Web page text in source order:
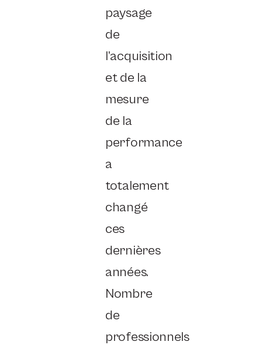
paysage
de
l’acquisition
et de la
mesure
de la
performance
a
totalement
changé
ces
dernières
années.
Nombre
de
professionnels